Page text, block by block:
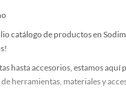
catálogo de productos en
hasta accesorios, estamos
herramientas, materiales y